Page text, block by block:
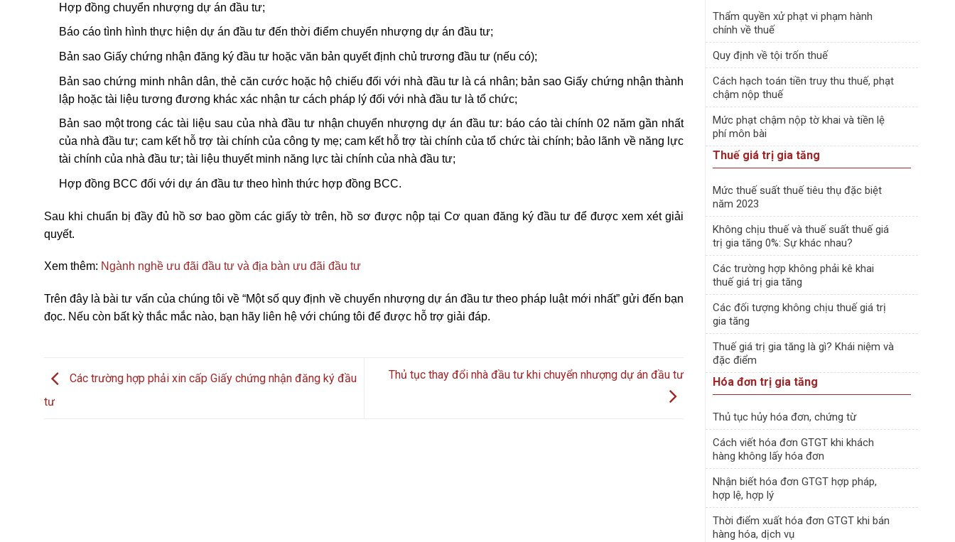
Hợp đồng chuyển nhượng dự án đầu tư;
Báo cáo tình hình thực hiện dự án đầu tư đến thời điểm chuyển nhượng dự án đầu tư;
Bản sao Giấy chứng nhận đăng ký đầu tư hoặc văn bản quyết định chủ trương đầu tư (nếu có);
Bản sao chứng minh nhân dân, thẻ căn cước hoặc hộ chiếu đối với nhà đầu tư là cá nhân; bản sao Giấy chứng nhận thành
lập hoặc tài liệu tương đương khác xác nhận tư cách pháp lý đối với nhà đầu tư là tổ chức;
Bản sao một trong các tài liệu sau của nhà đầu tư nhận chuyển nhượng dự án đầu tư: báo cáo tài chính 02 năm gần nhất
của nhà đầu tư; cam kết hỗ trợ tài chính của công ty mẹ; cam kết hỗ trợ tài chính của tổ chức tài chính; bảo lãnh về năng lực
tài chính của nhà đầu tư; tài liệu thuyết minh năng lực tài chính của nhà đầu tư;
Hợp đồng BCC đối với dự án đầu tư theo hình thức hợp đồng BCC.
Sau khi chuẩn bị đầy đủ hồ sơ bao gồm các giấy tờ trên, hồ sơ được nộp tại Cơ quan đăng ký đầu tư để được xem xét giải
quyết.
Xem thêm: Ngành nghề ưu đãi đầu tư và địa bàn ưu đãi đầu tư
Trên đây là bài tư vấn của chúng tôi về “Một số quy định về chuyển nhượng dự án đầu tư theo pháp luật mới nhất” gửi đến bạn
đọc. Nếu còn bất kỳ thắc mắc nào, bạn hãy liên hệ với chúng tôi để được hỗ trợ giải đáp.
Các trường hợp phải xin cấp Giấy chứng nhận đăng ký đầu
tư
Thủ tục thay đổi nhà đầu tư khi chuyển nhượng dự án đầu tư
Thẩm quyền xử phạt vi phạm hành
chính về thuế
Quy định về tội trốn thuế
Cách hạch toán tiền truy thu thuế, phạt
chậm nộp thuế
Mức phạt chậm nộp tờ khai và tiền lệ
phí môn bài
Thuế giá trị gia tăng
Mức thuế suất thuế tiêu thụ đặc biệt
năm 2023
Không chịu thuế và thuế suất thuế giá
trị gia tăng 0%: Sự khác nhau?
Các trường hợp không phải kê khai
thuế giá trị gia tăng
Các đối tượng không chịu thuế giá trị
gia tăng
Thuế giá trị gia tăng là gì? Khái niệm và
đặc điểm
Hóa đơn trị gia tăng
Thủ tục hủy hóa đơn, chứng từ
Cách viết hóa đơn GTGT khi khách
hàng không lấy hóa đơn
Nhận biết hóa đơn GTGT hợp pháp,
hợp lệ, hợp lý
Thời điểm xuất hóa đơn GTGT khi bán
hàng hóa, dịch vụ